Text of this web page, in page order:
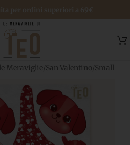
per ordini superiori a 69€
Meraviglie/San Valentino/Small